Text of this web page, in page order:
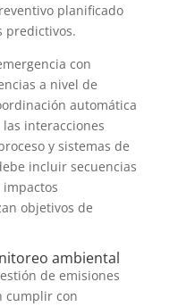
planificado
predictivos.
con
a nivel de
automática
interacciones
y sistemas de
incluir secuencias
objetivos de
ambiental
de emisiones
cumplir con